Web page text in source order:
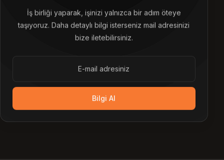
İş birliği yaparak, işinizi yalnızca bir adım öteye
taşıyoruz. Daha detaylı bilgi isterseniz mail adresinizi
bize iletebilirsiniz.
Bilgi Al